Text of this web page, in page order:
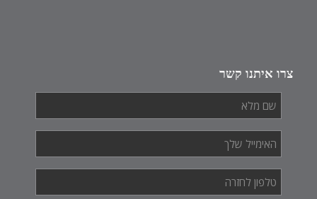
צרו איתנו קשר
שם
מלא *
האימייל
שלך *
טלפון
לחזרה *